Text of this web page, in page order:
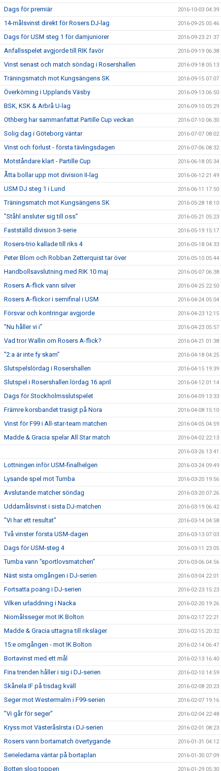
Dags för premiär 2016-10-03 04:39
14-målsvinst direkt för Rosers DJ-lag 2016-09-25 05:46
Dags för USM steg 1 för damjuniorer 2016-09-23 21:37
Anfallsspelet avgjorde till RIK favör 2016-09-19 06:38
Vinst senast och match söndag i Rosershallen 2016-09-18 05:13
Träningsmatch mot Kungsängens SK 2016-09-15 07:07
Överkörning i Upplands Väsby 2016-09-13 06:50
BSK, KSK & Arbrå U-lag 2016-09-10 05:29
Othberg har sammanfattat Partille Cup veckan 2016-07-10 06:30
Solig dag i Göteborg väntar 2016-07-07 08:02
Vinst och förlust - första tävlingsdagen 2016-07-06 08:32
Motståndare klart - Partille Cup 2016-06-18 05:34
Åtta bollar upp mot division II-lag 2016-06-12 21:49
USM DJ steg 1 i Lund 2016-06-11 17:50
Träningsmatch mot Kungsängens SK 2016-05-28 18:10
"Ståhl ansluter sig till oss" 2016-05-21 05:23
Fastställd division 3-serie 2016-05-19 15:17
Rosers-trio kallade till riks 4 2016-05-18 04:33
Peter Blom och Robban Zetterquist tar över 2016-05-10 05:44
Handbollsavslutning med RIK 10 maj 2016-05-07 06:38
Rosers A-flick vann silver 2016-04-25 22:50
Rosers A-flickor i semifinal i USM 2016-04-24 05:04
Försvar och kontringar avgjorde 2016-04-23 12:15
"Nu håller vi i" 2016-04-23 05:57
Vad tror Wallin om Rosers A-flick? 2016-04-21 01:38
"2:a är inte fy skam" 2016-04-18 04:25
Slutspelslördag i Rosershallen 2016-04-15 19:39
Slutspel i Rosershallen lördag 16 april 2016-04-12 01:14
Dags för Stockholmsslutspelet 2016-04-09 13:33
Främre korsbandet trasigt på Nora 2016-04-08 15:10
Vinst för F99 i All-star-team matchen 2016-04-05 04:59
Madde & Gracia spelar All Star match 2016-04-02 22:13
2016-03-26 13:41
Lottningen inför USM-finalhelgen 2016-03-24 09:49
Lysande spel mot Tumba 2016-03-20 19:56
Avslutande matcher söndag 2016-03-20 07:26
Uddamålsvinst i sista DJ-matchen 2016-03-19 06:42
"Vi har ett resultat" 2016-03-14 04:58
Två vinster första USM-dagen 2016-03-13 07:03
Dags för USM-steg 4 2016-03-11 23:05
Tumba vann “sportlovsmatchen” 2016-03-06 04:56
Näst sista omgången i DJ-serien 2016-03-04 22:01
Fortsatta poäng i DJ-serien 2016-02-23 15:23
Vilken urladdning i Nacka 2016-02-20 19:26
Niomålsseger mot IK Bolton 2016-02-17 22:21
Madde & Gracia uttagna till riksläger 2016-02-15 20:32
15:e omgången - mot IK Bolton 2016-02-14 06:47
Bortavinst med ett mål 2016-02-13 16:40
Fina trenden håller i sig i DJ-serien 2016-02-10 14:59
Skånela IF på tisdag kväll 2016-02-08 20:23
Seger mot Westermalm i F99-serien 2016-02-07 19:16
"Vi går för seger" 2016-02-04 22:48
Kryss mot VästeråsIrsta i DJ-serien 2016-02-01 08:23
Rosers vann bortamatch övertygande 2016-01-31 04:12
Serieledarna väntar på bortaplan 2016-01-30 07:09
Botten slog toppen 2016-01-29 05:30